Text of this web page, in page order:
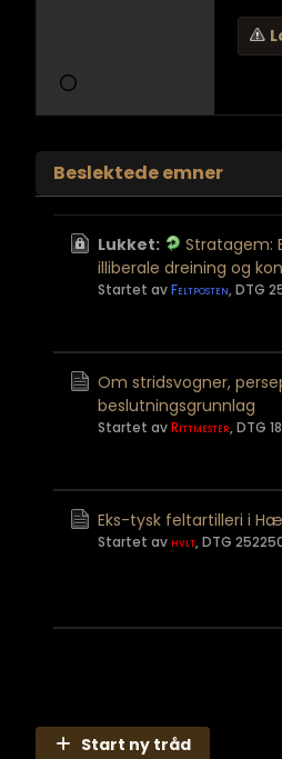
Beslektede emner
Lukket:
Stratagem:
illiberale dreining og
Startet avFeltposten,DTG
Om stridsvogner,
beslutningsgrunnlag
Startet avRittmester,DTG
Eks-tysk feltartilleri i
Startet av hvlt,DTG
Start ny tråd